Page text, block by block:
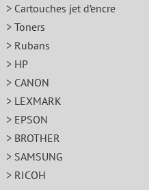
> Cartouches jet d’encre
> Toners
> Rubans
> HP
> CANON
> LEXMARK
> EPSON
> BROTHER
> SAMSUNG
> RICOH